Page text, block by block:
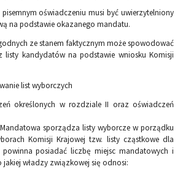
oświadczeniu musi być uwierzytelniony
na podstawie okazanego mandatu.
ze stanem faktycznym może spowodować
listy kandydatów na podstawie wniosku Komisji
list wyborczych
określonych w rozdziale II oraz oświadczeń
sporządza listy wyborcze w porządku
Komisji Krajowej tzw. listy cząstkowe dla
posiadać liczbę miejsc mandatowych i
jakiej władzy związkowej się odnosi: